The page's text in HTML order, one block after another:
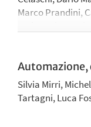
Marco Prandini,
Andrea
Gabriele
Vigo, Aldo
Vittorio Degli
Montanari,
Giovanni Pau,
Silvia Mirri,
Tartagni, Luca